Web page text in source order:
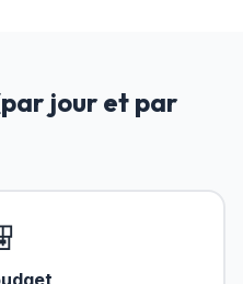
jour et par